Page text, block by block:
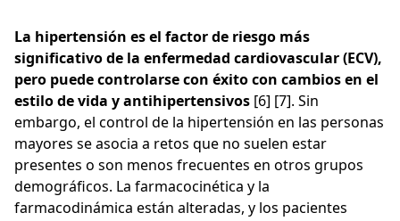
La hipertensión es el factor de riesgo más
significativo de la enfermedad cardiovascular (ECV),
pero puede controlarse con éxito con cambios en el
estilo de vida y antihipertensivos [6] [7]. Sin
embargo, el control de la hipertensión en las personas
mayores se asocia a retos que no suelen estar
presentes o son menos frecuentes en otros grupos
demográficos. La farmacocinética y la
farmacodinámica están alteradas, y los pacientes